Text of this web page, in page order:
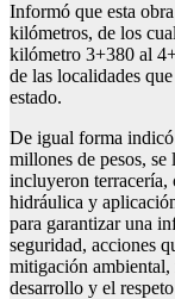
Informó que esta
kilómetros, de los
kilómetro 3+380 al
de las localidades
estado.
De igual forma
millones de pesos,
incluyeron terracería,
hidráulica y
para garantizar una
seguridad, acciones
mitigación
desarrollo y el